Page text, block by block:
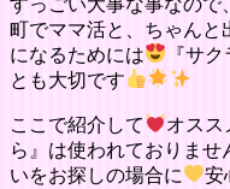
町でママ活と、ちゃんと
になるためには
『サ
とも大切です
ここで紹介して
オスス
ら』は使われておりませ
いをお探しの場合に
安